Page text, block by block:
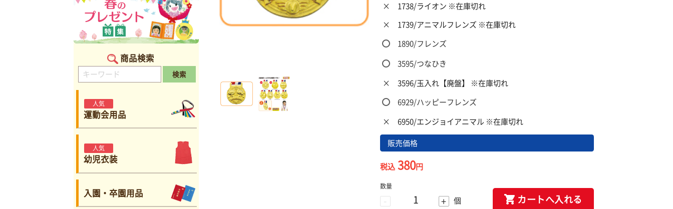
商品検索
検索
人気
運動会用品
人気
幼児衣装
入園・卒園用品
×
1738/ライオン ※在庫切れ
×
1739/アニマルフレンズ ※在庫切れ
1890/フレンズ
3595/つなひき
×
3596/玉入れ【廃盤】 ※在庫切れ
6929/ハッピーフレンズ
×
6950/エンジョイアニマル ※在庫切れ
販売価格
税込 380円
-
数量
+ 個 カートへ入れる